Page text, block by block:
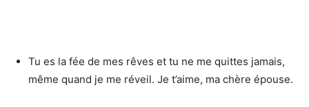
Tu es la fée de mes rêves et tu ne me quittes jamais,
même quand je me réveil. Je t’aime, ma chère épouse.